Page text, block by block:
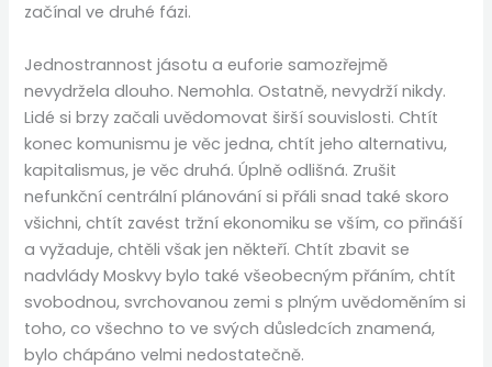
začínal ve druhé fázi.
Jednostrannost jásotu a euforie samozřejmě
nevydržela dlouho. Nemohla. Ostatně, nevydrží nikdy.
Lidé si brzy začali uvědomovat širší souvislosti. Chtít
konec komunismu je věc jedna, chtít jeho alternativu,
kapitalismus, je věc druhá. Úplně odlišná. Zrušit
nefunkční centrální plánování si přáli snad také skoro
všichni, chtít zavést tržní ekonomiku se vším, co přináší
a vyžaduje, chtěli však jen někteří. Chtít zbavit se
nadvlády Moskvy bylo také všeobecným přáním, chtít
svobodnou, svrchovanou zemi s plným uvědoměním si
toho, co všechno to ve svých důsledcích znamená,
bylo chápáno velmi nedostatečně.